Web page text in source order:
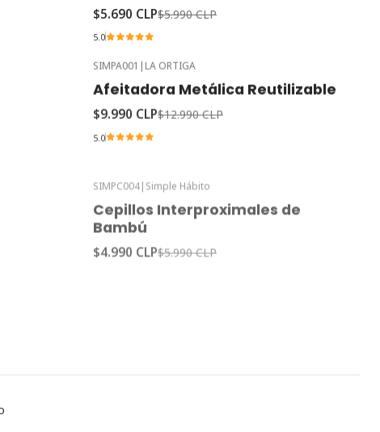
$5.690 CLP$5.990 CLP
5.0
Oferta
SIMPA001 | LA ORTIGA
Afeitadora Metálica Reutilizable
$9.990 CLP$12.990 CLP
5.0
Cepillos Interproximales de
Bambú
$4.990 CLP